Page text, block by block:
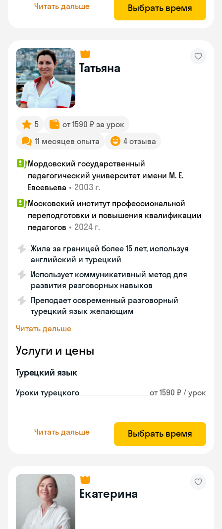
Читать дальше Выбрать время
Татьяна
5
от 1590 ₽ за урок
11 месяцев опыта
4 отзыва
Мордовский государственный
педагогический университет имени М. Е.
Евсевьева • 2003 г.
Московский институт профессиональной
переподготовки и повышения квалификации
педагогов • 2024 г.
Жила за границей более 15 лет, используя
английский и турецкий
Использует коммуникативный метод для
развития разговорных навыков
Преподает современный разговорный
турецкий язык желающим
Читать дальше
Услуги и цены
Турецкий язык
Уроки турецкого от 1590 ₽ / урок
Читать дальше Выбрать время
Екатерина